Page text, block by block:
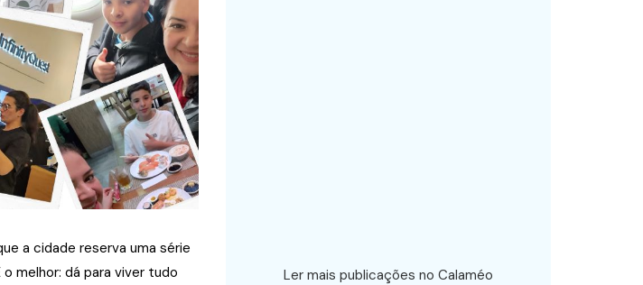
a cidade reserva uma série
melhor: dá para viver tudo
Ler mais publicações no Calaméo